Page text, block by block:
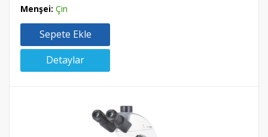
Menşei: Çin
Sepete Ekle
Detaylar